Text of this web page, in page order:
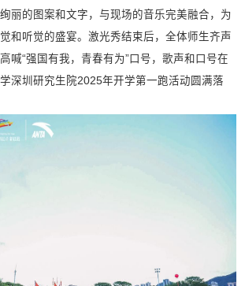
丽的图案和文字，与现场的音乐完美融合，为
和听觉的盛宴。激光秀结束后，全体师生齐声
喊“强国有我，青春有为”口号，歌声和口号在
深圳研究生院2025年开学第一跑活动圆满落